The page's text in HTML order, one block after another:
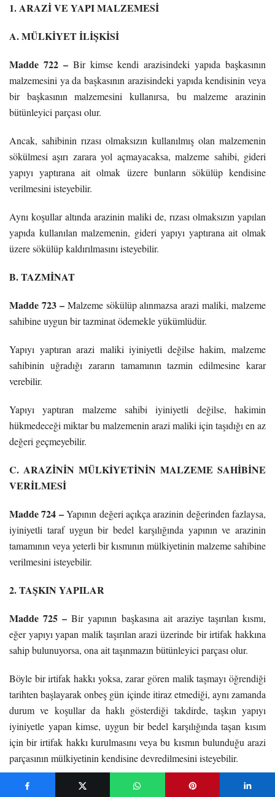
1. ARAZİ VE YAPI MALZEMESİ
A. MÜLKİYET İLİŞKİSİ
Madde 722 –Bir kimse kendi arazisindeki yapıda başkasının
malzemesini ya da başkasının arazisindeki yapıda kendisinin veya
bir başkasının malzemesini kullanırsa, bu malzeme arazinin
bütünleyici parçası olur.
Ancak, sahibinin rızası olmaksızın kullanılmış olan malzemenin
sökülmesi aşırı zarara yol açmayacaksa, malzeme sahibi, gideri
yapıyı yaptırana ait olmak üzere bunların sökülüp kendisine
verilmesini isteyebilir.
Aynı koşullar altında arazinin maliki de, rızası olmaksızın yapılan
yapıda kullanılan malzemenin, gideri yapıyı yaptırana ait olmak
üzere sökülüp kaldırılmasını isteyebilir.
B. TAZMİNAT
Madde 723 – Malzeme sökülüp alınmazsa arazi maliki, malzeme
sahibine uygun bir tazminat ödemekle yükümlüdür.
Yapıyı yaptıran arazi maliki iyiniyetli değilse hakim, malzeme
sahibinin uğradığı zararın tamamının tazmin edilmesine karar
verebilir.
Yapıyı yaptıran malzeme sahibi iyiniyetli değilse, hakimin
hükmedeceği miktar bu malzemenin arazi maliki için taşıdığı en az
değeri geçmeyebilir.
C. ARAZİNİN MÜLKİYETİNİN MALZEME SAHİBİNE
VERİLMESİ
Madde 724 –Yapının değeri açıkça arazinin değerinden fazlaysa,
iyiniyetli taraf uygun bir bedel karşılığında yapının ve arazinin
tamamının veya yeterli bir kısmının mülkiyetinin malzeme sahibine
verilmesini isteyebilir.
2. TAŞKIN YAPILAR
Madde 725 – Bir yapının başkasına ait araziye taşırılan kısmı,
eğer yapıyı yapan malik taşırılan arazi üzerinde bir irtifak hakkına
sahip bulunuyorsa, ona ait taşınmazın bütünleyici parçası olur.
Böyle bir irtifak hakkı yoksa, zarar gören malik taşmayı öğrendiği
tarihten başlayarak onbeş gün içinde itiraz etmediği, aynı zamanda
durum ve koşullar da haklı gösterdiği takdirde, taşkın yapıyı
iyiniyetle yapan kimse, uygun bir bedel karşılığında taşan kısım
için bir irtifak hakkı kurulmasını veya bu kısmın bulunduğu arazi
parçasının mülkiyetinin kendisine devredilmesini isteyebilir.
3. ÜST HAKKI